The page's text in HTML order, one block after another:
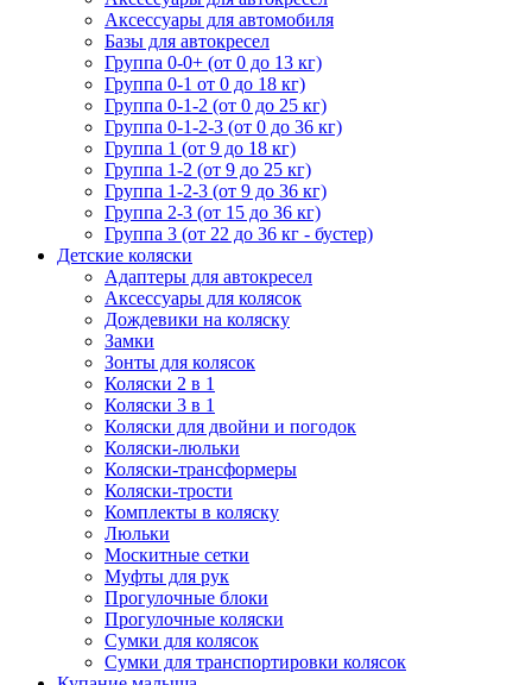
Аксессуары для автомобиля
Базы для автокресел
Группа 0-0+ (от 0 до 13 кг)
Группа 0-1 от 0 до 18 кг)
Группа 0-1-2 (от 0 до 25 кг)
Группа 0-1-2-3 (от 0 до 36 кг)
Группа 1 (от 9 до 18 кг)
Группа 1-2 (от 9 до 25 кг)
Группа 1-2-3 (от 9 до 36 кг)
Группа 2-3 (от 15 до 36 кг)
Группа 3 (от 22 до 36 кг - бустер)
Детские коляски
Адаптеры для автокресел
Аксессуары для колясок
Дождевики на коляску
Замки
Зонты для колясок
Коляски 2 в 1
Коляски 3 в 1
Коляски для двойни и погодок
Коляски-люльки
Коляски-трансформеры
Коляски-трости
Комплекты в коляску
Люльки
Москитные сетки
Муфты для рук
Прогулочные блоки
Прогулочные коляски
Сумки для колясок
Сумки для транспортировки колясок